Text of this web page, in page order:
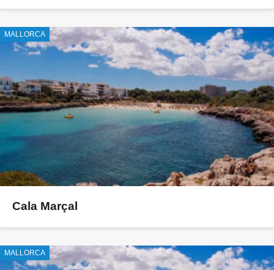
MALLORCA
Cala Marçal
MALLORCA